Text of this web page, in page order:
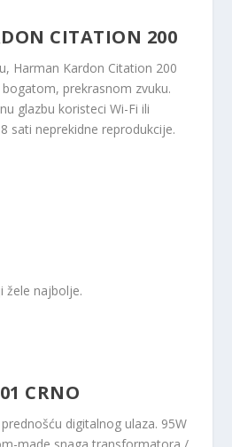
CITATION 200
Harman Kardon Citation 200
prekrasnom zvuku.
glazbu koristeci Wi-Fi ili
sati neprekidne reprodukcije.
žele najbolje.
CRNO
digitalnog ulaza. 95W